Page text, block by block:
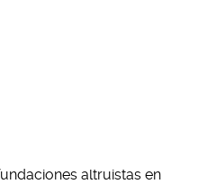
altruistas en